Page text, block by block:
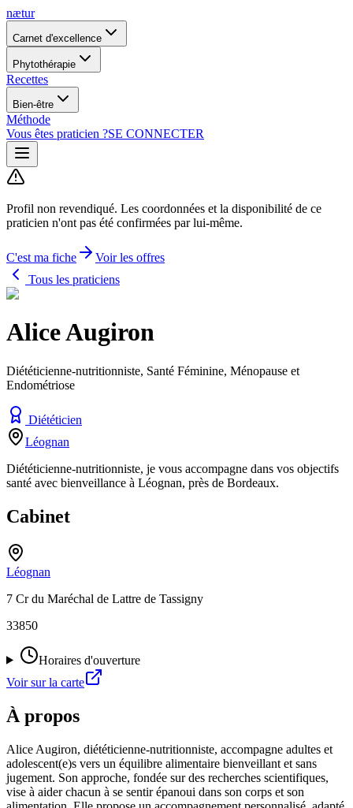
nætur
Carnet d'excellence
Phytothérapie
Recettes
Bien-être
Méthode
Vous êtes praticien ?SE CONNECTER
Profil non revendiqué. Les coordonnées et la disponibilité de ce
praticien n'ont pas été confirmées par lui-même.
C'est ma fiche
Voir les offres
Tous les praticiens
Alice Augiron
Diététicienne-nutritionniste, Santé Féminine, Ménopause et
Endométriose
Diététicien
Léognan
Diététicienne-nutritionniste, je vous accompagne dans vos objectifs
santé avec bienveillance à Léognan, près de Bordeaux.
Cabinet
Léognan
7 Cr du Maréchal de Lattre de Tassigny
33850
Horaires d'ouverture
Voir sur la carte
À propos
Alice Augiron, diététicienne-nutritionniste, accompagne adultes et
adolescent(e)s vers un équilibre alimentaire bienveillant et sans
jugement. Son approche, fondée sur des recherches scientifiques,
vise à aider chacun à se sentir épanoui dans son corps et son